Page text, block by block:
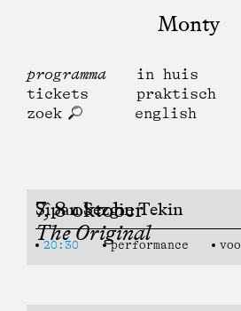
Monty
programma in huis
tickets
praktisch
zoek
english
7, 8 oktober
The Original
Sîpan Sezgin Tekin
20:30 performance